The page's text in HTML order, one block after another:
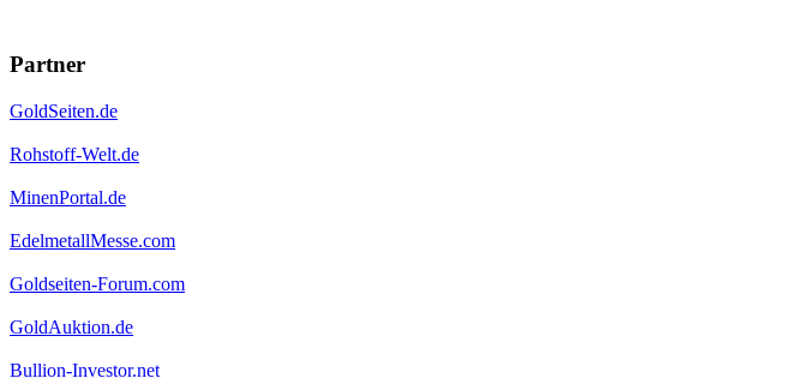
Partner
GoldSeiten.de
Rohstoff-Welt.de
MinenPortal.de
EdelmetallMesse.com
Goldseiten-Forum.com
GoldAuktion.de
Bullion-Investor.net